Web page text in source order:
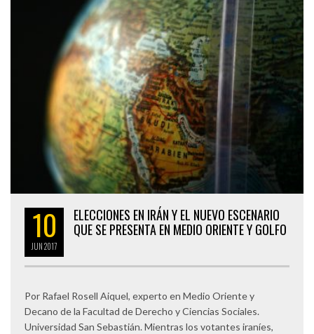
10
JUN2017
ELECCIONES EN IRÁN Y EL NUEVO ESCENARIO
QUE SE PRESENTA EN MEDIO ORIENTE Y GOLFO
Por Rafael Rosell Aiquel, experto en Medio Oriente y
Decano de la Facultad de Derecho y Ciencias Sociales.
Universidad San Sebastián. Mientras los votantes iraníes,